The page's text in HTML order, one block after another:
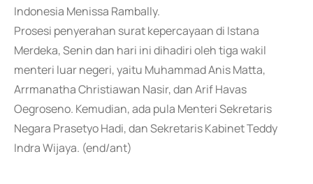
Indonesia Menissa Rambally.
Prosesi penyerahan surat kepercayaan di Istana
Merdeka, Senin dan hari ini dihadiri oleh tiga wakil
menteri luar negeri, yaitu Muhammad Anis Matta,
Arrmanatha Christiawan Nasir, dan Arif Havas
Oegroseno. Kemudian, ada pula Menteri Sekretaris
Negara Prasetyo Hadi, dan Sekretaris Kabinet Teddy
Indra Wijaya. (end/ant)